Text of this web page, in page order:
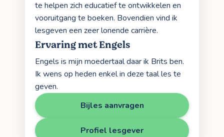
te helpen zich educatief te ontwikkelen en
vooruitgang te boeken. Bovendien vind ik
lesgeven een zeer lonende carrière.
Ervaring met Engels
Engels is mijn moedertaal daar ik Brits ben.
Ik wens op heden enkel in deze taal les te
geven.
Bijles aanvragen
Profiel lesgever